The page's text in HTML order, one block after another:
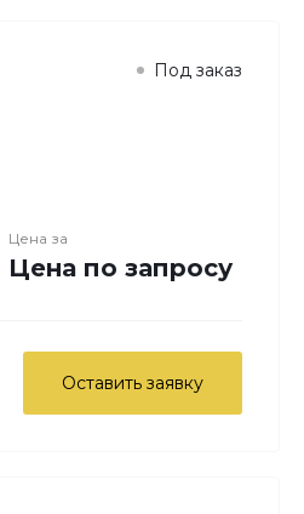
Под заказ
Цена за
Цена по запросу
Оставить заявку